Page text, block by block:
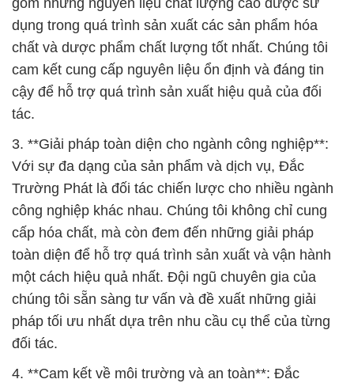
gồm những nguyên liệu chất lượng cao được sử
dụng trong quá trình sản xuất các sản phẩm hóa
chất và dược phẩm chất lượng tốt nhất. Chúng tôi
cam kết cung cấp nguyên liệu ổn định và đáng tin
cậy để hỗ trợ quá trình sản xuất hiệu quả của đối
tác.
3. **Giải pháp toàn diện cho ngành công nghiệp**:
Với sự đa dạng của sản phẩm và dịch vụ, Đắc
Trường Phát là đối tác chiến lược cho nhiều ngành
công nghiệp khác nhau. Chúng tôi không chỉ cung
cấp hóa chất, mà còn đem đến những giải pháp
toàn diện để hỗ trợ quá trình sản xuất và vận hành
một cách hiệu quả nhất. Đội ngũ chuyên gia của
chúng tôi sẵn sàng tư vấn và đề xuất những giải
pháp tối ưu nhất dựa trên nhu cầu cụ thể của từng
đối tác.
4. **Cam kết về môi trường và an toàn**: Đắc